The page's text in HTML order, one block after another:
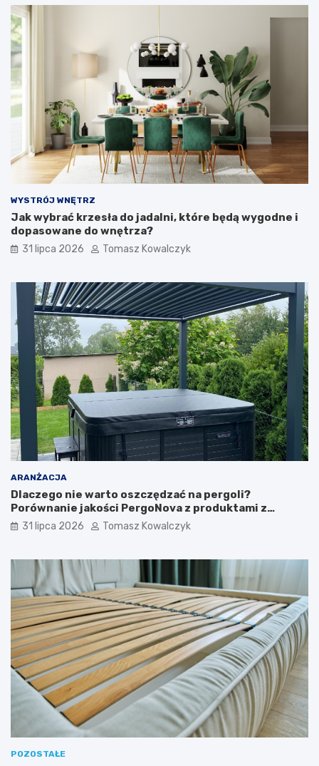
WYSTRÓJ WNĘTRZ
Jak wybrać krzesła do jadalni, które będą wygodne i
dopasowane do wnętrza?
31 lipca 2026 Tomasz Kowalczyk
ARANŻACJA
Dlaczego nie warto oszczędzać na pergoli?
Porównanie jakości PergoNova z produktami z
marketu
31 lipca 2026 Tomasz Kowalczyk
POZOSTAŁE